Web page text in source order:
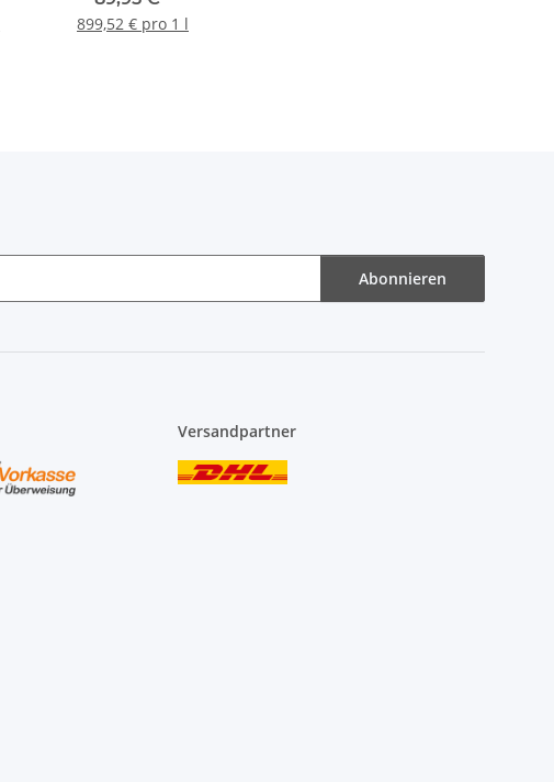
899,52 € pro 1 l
Abonnieren
Versandpartner